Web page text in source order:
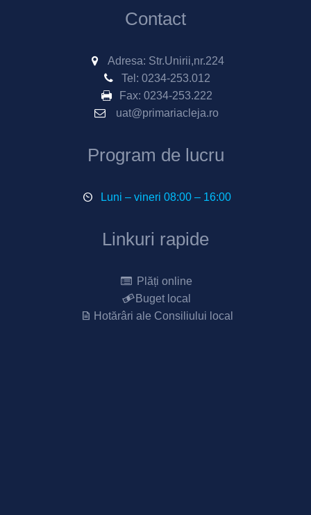
Contact
Adresa: Str.Unirii,nr.224
Tel: 0234-253.012
Fax: 0234-253.222
uat@primariacleja.ro
Program de lucru
Luni – vineri 08:00 – 16:00
Linkuri rapide
Plăți online
Buget local
Hotărâri ale Consiliului local